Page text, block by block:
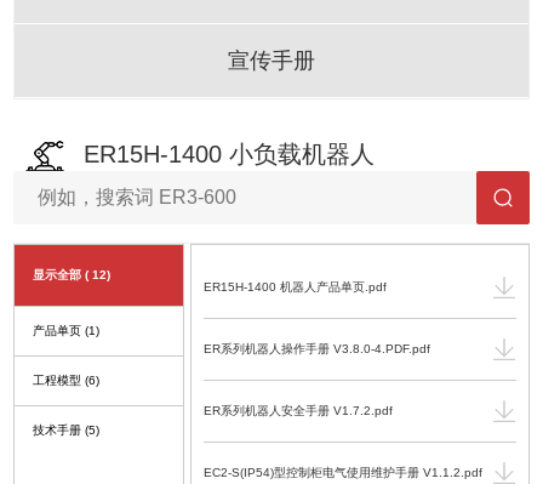
宣传手册
ER15H-1400 小负载机器人
显示全部 ( 12)
产品单页 (1)
工程模型 (6)
技术手册 (5)
ER15H-1400 机器人产品单页.pdf
ER系列机器人操作手册 V3.8.0-4.PDF.pdf
ER系列机器人安全手册 V1.7.2.pdf
EC2-S(IP54)型控制柜电气使用维护手册 V1.1.2.pdf